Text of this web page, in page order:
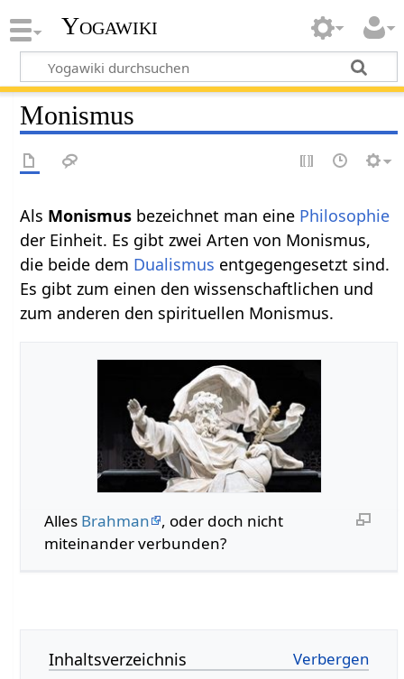
Yogawiki
Monismus
Als Monismus bezeichnet man eine Philosophie
der Einheit. Es gibt zwei Arten von Monismus,
die beide dem Dualismus entgegengesetzt sind.
Es gibt zum einen den wissenschaftlichen und
zum anderen den spirituellen Monismus.
Alles Brahman
, oder doch nicht
miteinander verbunden?
Inhaltsverzeichnis